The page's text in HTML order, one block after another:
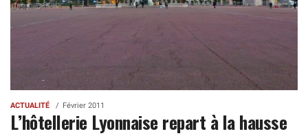
ACTUALITÉ Février 2011
L’hôtellerie Lyonnaise repart à la hausse